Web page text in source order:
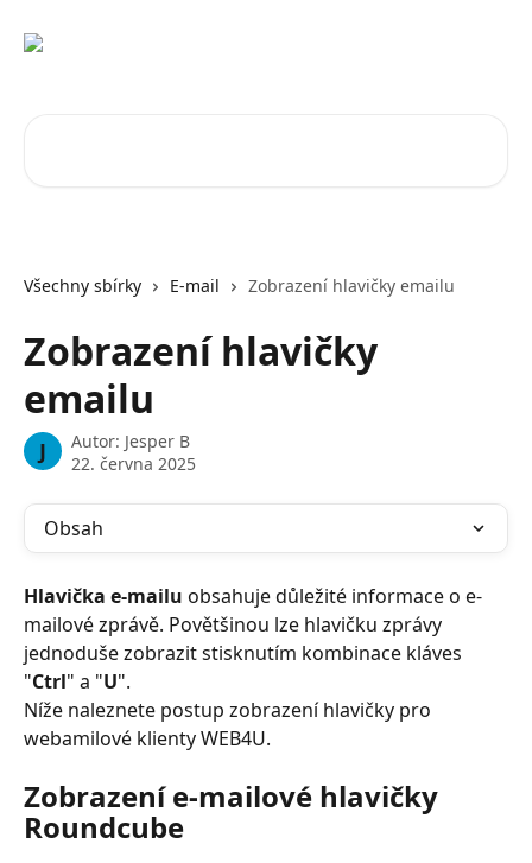
Všechny sbírky E-mail Zobrazení hlavičky emailu
Zobrazení hlavičky
emailu
J Autor: Jesper B
22. června 2025
Obsah
Hlavička e-mailu obsahuje důležité informace o e-
mailové zprávě. Povětšinou lze hlavičku zprávy
jednoduše zobrazit stisknutím kombinace kláves
"Ctrl" a "U".
Níže naleznete postup zobrazení hlavičky pro
webamilové klienty WEB4U.
Zobrazení e-mailové hlavičky
Roundcube